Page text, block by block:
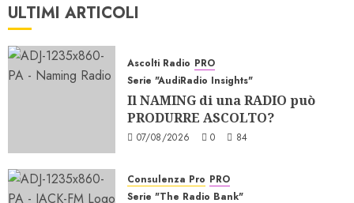
ULTIMI ARTICOLI
Ascolti Radio PRO
Serie "AudiRadio Insights"
Il NAMING di una RADIO può
PRODURRE ASCOLTO?
07/08/2026 0 84
Consulenza Pro PRO
Serie "The Radio Bank"